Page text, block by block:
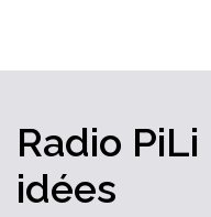
Radio PiLi
idées